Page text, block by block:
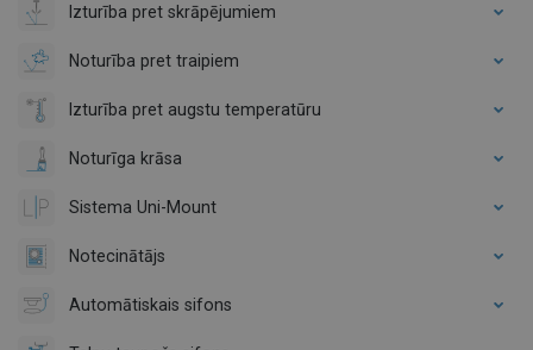
Izturība pret skrāpējumiem
Noturība pret traipiem
Izturība pret augstu temperatūru
Noturīga krāsa
Sistema Uni-Mount
Notecinātājs
Automātiskais sifons